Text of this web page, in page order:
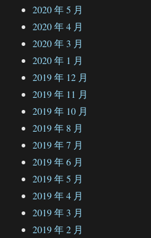
2020 年 5 月
2020 年 4 月
2020 年 3 月
2020 年 1 月
2019 年 12 月
2019 年 11 月
2019 年 10 月
2019 年 8 月
2019 年 7 月
2019 年 6 月
2019 年 5 月
2019 年 4 月
2019 年 3 月
2019 年 2 月